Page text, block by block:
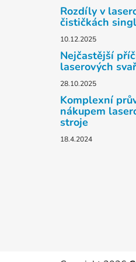
Rozdíly v
čističkách
10.12.2025
Nejčastější
laserových
28.10.2025
Komplexní
nákupem
stroje
18.4.2024